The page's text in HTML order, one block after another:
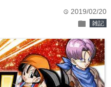
time 2019/02/20
folder 雑記